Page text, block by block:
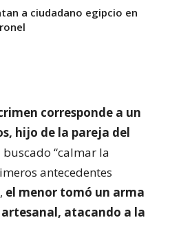
a ciudadano egipcio en
corresponde a un
hijo de la pareja del
“calmar la
antecedentes
el menor tomó un arma
atacando a la